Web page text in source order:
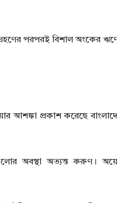
পরপরই বিশাল অংকের
আশঙ্কা প্রকাশ করেছে
অবস্থা অত্যন্ত করুণ।